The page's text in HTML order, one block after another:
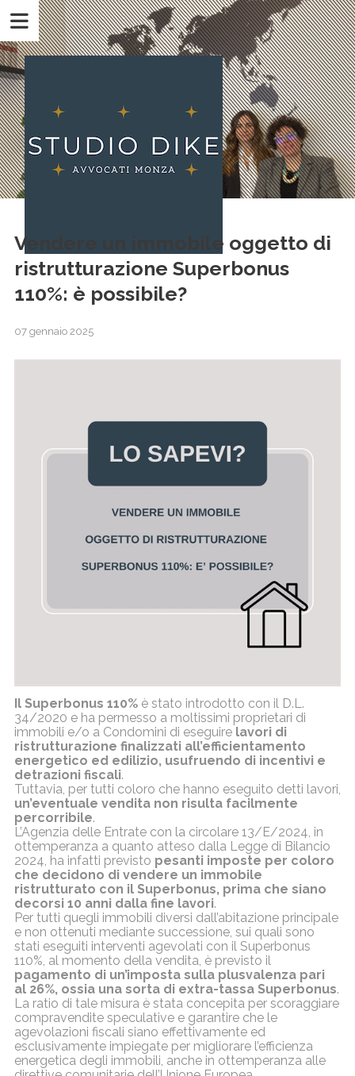
Vendere un immobile oggetto di
ristrutturazione Superbonus
110%: è possibile?
07 gennaio 2025
Il Superbonus 110%è stato introdotto con il D.L.
34/2020 e ha permesso a moltissimi proprietari di
immobili e/o a Condomini di eseguire lavori di
ristrutturazione finalizzati all’efficientamento
energetico ed edilizio, usufruendo di incentivi e
detrazioni fiscali.
Tuttavia, per tutti coloro che hanno eseguito detti lavori,
un’eventuale vendita non risulta facilmente
percorribile.
L’Agenzia delle Entrate con la circolare 13/E/2024, in
ottemperanza a quanto atteso dalla Legge di Bilancio
2024, ha infatti previsto pesanti imposte per coloro
che decidono di vendere un immobile
ristrutturato con il Superbonus, prima che siano
decorsi 10 anni dalla fine lavori.
Per tutti quegli immobili diversi dall’abitazione principale
e non ottenuti mediante successione, sui quali sono
stati eseguiti interventi agevolati con il Superbonus
110%, al momento della vendita, è previsto il
pagamento di un’imposta sulla plusvalenza pari
al 26%, ossia una sorta di extra-tassa Superbonus.
La ratio di tale misura è stata concepita per scoraggiare
compravendite speculative e garantire che le
agevolazioni fiscali siano effettivamente ed
esclusivamente impiegate per migliorare l’efficienza
energetica degli immobili, anche in ottemperanza alle